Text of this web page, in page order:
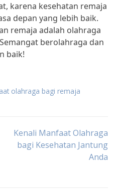
karena kesehatan remaja
depan yang lebih baik.
remaja adalah olahraga
berolahraga dan
baik!
olahraga bagi remaja
Kenali Manfaat Olahraga
bagi Kesehatan Jantung
Anda